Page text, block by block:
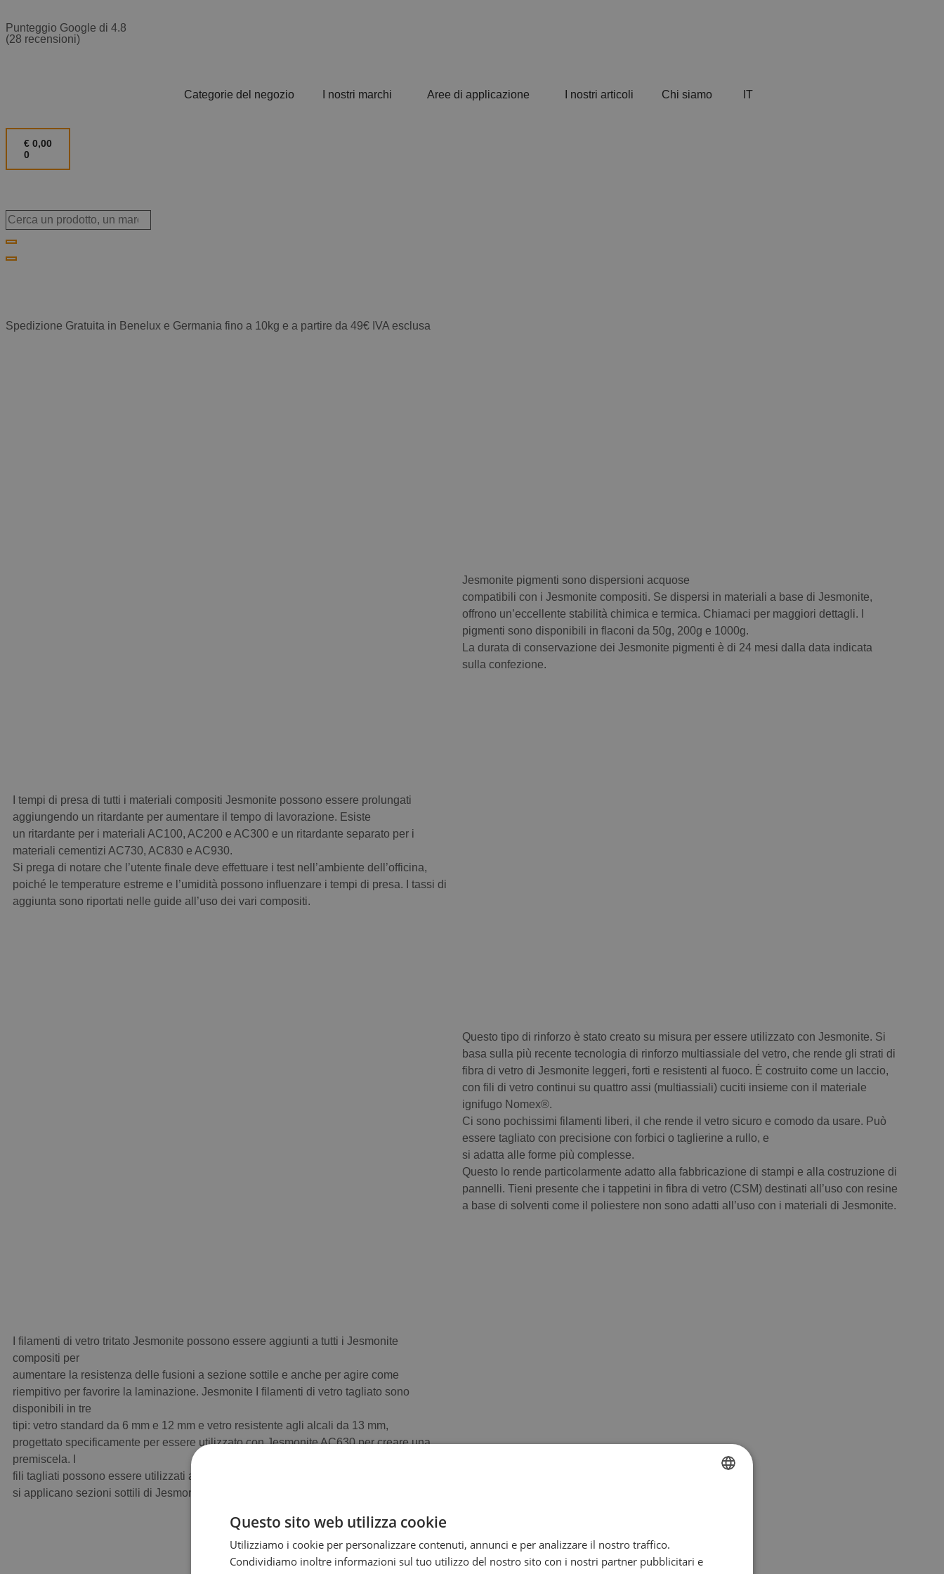
Punteggio Google di 4.8
(28 recensioni)
Categorie del negozio I nostri marchi Aree di applicazione I nostri articoli Chi siamo IT
€ 0,00
0
Spedizione Gratuita in Benelux e Germania fino a 10kg e a partire da 49€ IVA esclusa
Jesmonite pigmenti sono dispersioni acquose
compatibili con i Jesmonite compositi. Se dispersi in materiali a base di Jesmonite,
offrono un’eccellente stabilità chimica e termica. Chiamaci per maggiori dettagli. I
pigmenti sono disponibili in flaconi da 50g, 200g e 1000g.
La durata di conservazione dei Jesmonite pigmenti è di 24 mesi dalla data indicata
sulla confezione.
I tempi di presa di tutti i materiali compositi Jesmonite possono essere prolungati
aggiungendo un ritardante per aumentare il tempo di lavorazione. Esiste
un ritardante per i materiali AC100, AC200 e AC300 e un ritardante separato per i
materiali cementizi AC730, AC830 e AC930.
Si prega di notare che l’utente finale deve effettuare i test nell’ambiente dell’officina,
poiché le temperature estreme e l’umidità possono influenzare i tempi di presa. I tassi di
aggiunta sono riportati nelle guide all’uso dei vari compositi.
Questo tipo di rinforzo è stato creato su misura per essere utilizzato con Jesmonite. Si
basa sulla più recente tecnologia di rinforzo multiassiale del vetro, che rende gli strati di
fibra di vetro di Jesmonite leggeri, forti e resistenti al fuoco. È costruito come un laccio,
con fili di vetro continui su quattro assi (multiassiali) cuciti insieme con il materiale
ignifugo Nomex®.
Ci sono pochissimi filamenti liberi, il che rende il vetro sicuro e comodo da usare. Può
essere tagliato con precisione con forbici o taglierine a rullo, e
si adatta alle forme più complesse.
Questo lo rende particolarmente adatto alla fabbricazione di stampi e alla costruzione di
pannelli. Tieni presente che i tappetini in fibra di vetro (CSM) destinati all’uso con resine
a base di solventi come il poliestere non sono adatti all’uso con i materiali di Jesmonite.
I filamenti di vetro tritato Jesmonite possono essere aggiunti a tutti i Jesmonite
compositi per
aumentare la resistenza delle fusioni a sezione sottile e anche per agire come
riempitivo per favorire la laminazione. Jesmonite I filamenti di vetro tagliato sono
disponibili in tre
tipi: vetro standard da 6 mm e 12 mm e vetro resistente agli alcali da 13 mm,
progettato specificamente per essere utilizzato con Jesmonite AC630 per creare una
premiscela. I
fili tagliati possono essere utilizzati anche per aggiungere resistenza agli urti quando
si applicano sezioni sottili di Jesmonite oggetti in polistirolo scolpito.
Questo sito web utilizza cookie
Utilizziamo i cookie per personalizzare contenuti, annunci e per analizzare il nostro traffico.
Condividiamo inoltre informazioni sul tuo utilizzo del nostro sito con i nostri partner pubblicitari e